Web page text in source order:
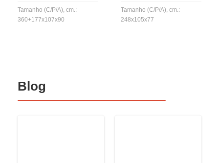
Tamanho (C/P/A), cm.:
360+177x107x90
Tamanho (C/P/A), cm.:
248х105х77
Blog